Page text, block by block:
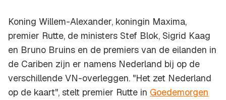
Koning Willem-Alexander, koningin Maxima,
premier Rutte, de ministers Stef Blok, Sigrid Kaag
en Bruno Bruins en de premiers van de eilanden in
de Cariben zijn er namens Nederland bij op de
verschillende VN-overleggen. "Het zet Nederland
op de kaart", stelt premier Rutte in Goedemorgen